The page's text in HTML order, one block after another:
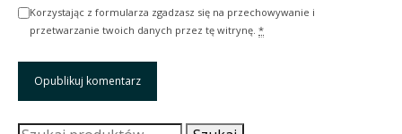
Korzystając z formularza zgadzasz się na przechowywanie i
przetwarzanie twoich danych przez tę witrynę. *